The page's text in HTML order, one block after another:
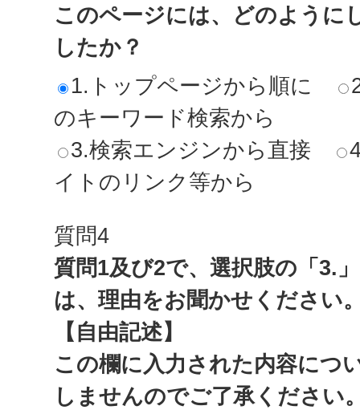
このページには、どのように
したか？
1.トップページから順に
のキーワード検索から
3.検索エンジンから直接
イトのリンク等から
質問4
質問1及び2で、選択肢の「3.
は、理由をお聞かせください
【自由記述】
この欄に入力された内容につ
しませんのでご了承ください